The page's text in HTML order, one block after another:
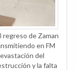
regreso de Zaman
en FM
del
y la falta